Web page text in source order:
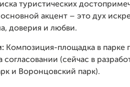
туристических
акцент – это дух
доверия и любви.
Композиция-площадка в парке
(сейчас в
и Воронцовский парк).